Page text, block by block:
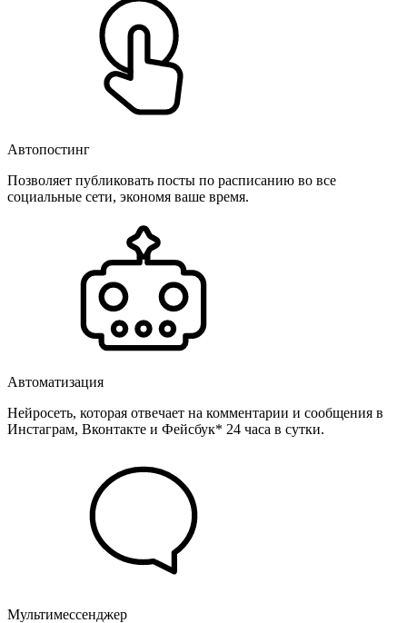
Автопостинг
Позволяет публиковать посты по расписанию во все
социальные сети, экономя ваше время.
Автоматизация
Нейросеть, которая отвечает на комментарии и сообщения в
Инстаграм, Вконтакте и Фейсбук* 24 часа в сутки.
Мультимессенджер